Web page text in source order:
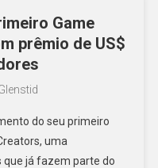
Game
prêmio de US$
do seu primeiro
uma
que já fazem parte do